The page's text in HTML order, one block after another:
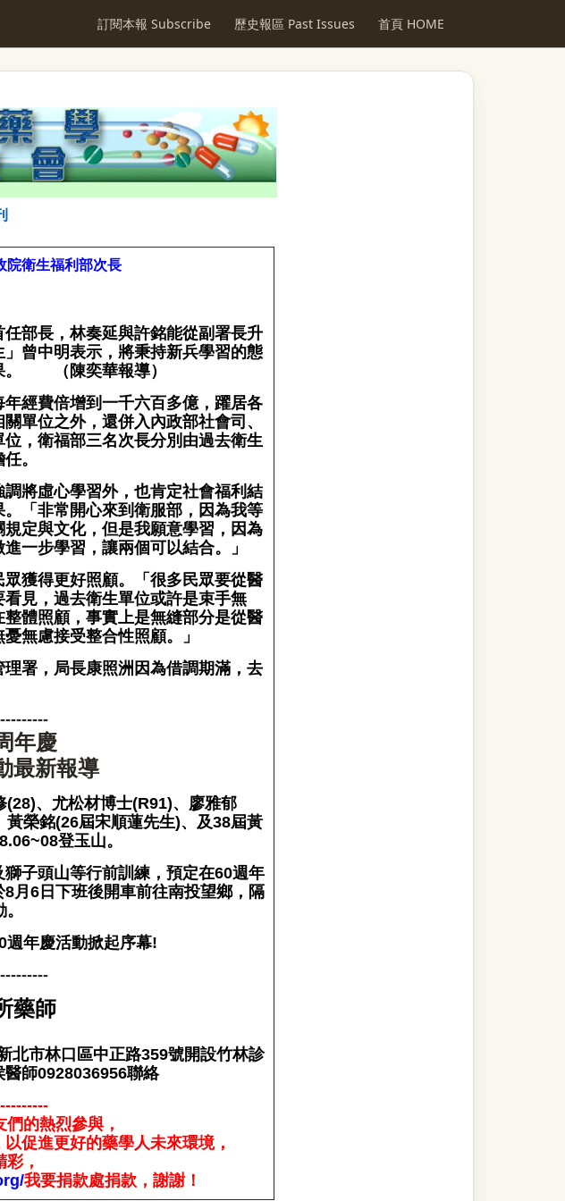
訂閱本報 Subscribe 歷史報區 Past Issues 首頁 HOME
院衛生福利部次長
部長，林奏延與許銘能從副署長升
曾中明表示，將秉持新兵學習的態
。 （陳奕華報導）
經費倍增到一千六百多億，躍居各
單位之外，還併入內政部社會司、
，衛福部三名次長分別由過去衛生
。
將虛心學習外，也肯定社會福利結
「非常開心來到衛服部，因為我等
定與文化，但是我願意學習，因為
一步學習，讓兩個可以結合。」
獲得更好照顧。「很多民眾要從醫
見，過去衛生單位或許是束手無
體照顧，事實上是無縫部分是從醫
無慮接受整合性照顧。」
署，局長康照洲因為借調期滿，去
年慶
最新報導
、尤松材博士(R91)、廖雅郁
榮銘(26屆宋順蓮先生)、及38屆黃
登玉山。
子頭山等行前訓練，預定在60週年
月6日下班後開車前往南投望鄉，隔
週年慶活動掀起序幕!
藥師
北市林口區中正路359號開設竹林診
師0928036956聯絡
的熱烈參與，
以促進更好的藥學人未來環境，
彩，
我要捐款處捐款，謝謝！